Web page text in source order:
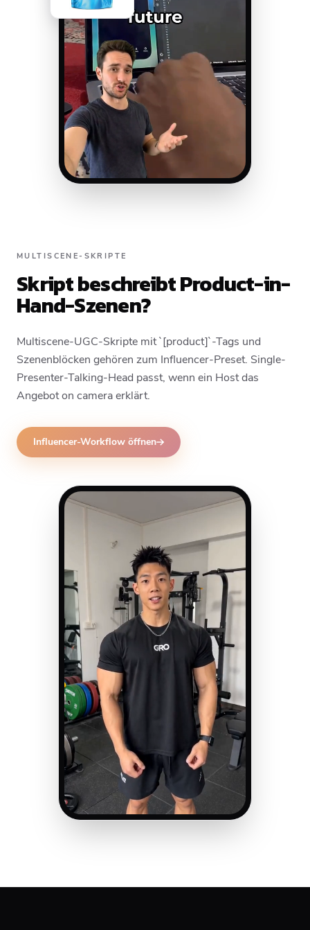
MULTISCENE-SKRIPTE
Skript beschreibt Product-in-
Hand-Szenen?
Multiscene-UGC-Skripte mit `[product]`-Tags und
Szenenblöcken gehören zum Influencer-Preset. Single-
Presenter-Talking-Head passt, wenn ein Host das
Angebot on camera erklärt.
Influencer-Workflow öffnen